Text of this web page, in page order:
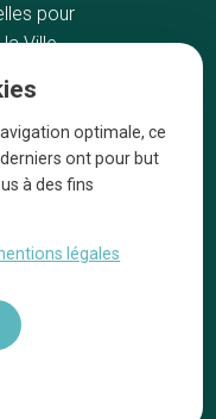
pour
Ville
de nous
optimale, ce
ont pour but
à des fins
légales